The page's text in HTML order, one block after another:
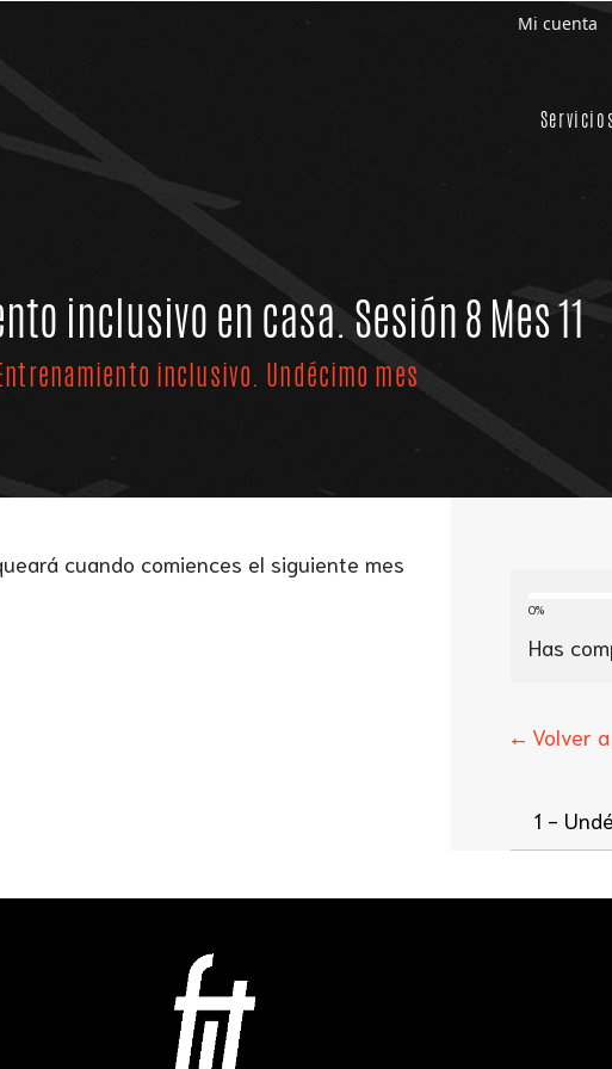
Mi cuenta
inclusivo en casa. Sesión 8 Mes 11
inclusivo. Undécimo mes
cuando comiences el siguiente mes
0%
Has
← Volver
1 -